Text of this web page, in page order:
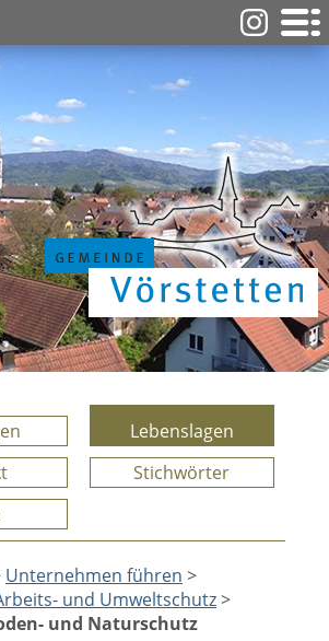
Lebenslagen
Stichwörter
Unternehmen führen >
und Umweltschutz>
und Naturschutz